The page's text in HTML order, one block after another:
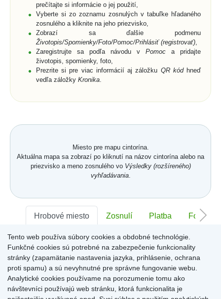
prečítajte si informácie o jej použití,
Vyberte si zo zoznamu zosnulých v tabuľke hľadaného
zosnulého a kliknite na jeho priezvisko,
Zobrazí sa ďalšie podmenu
Životopis/Spomienky/Foto/Pomoc/Prihlásiť (registrovať)
Zaregistrujte sa podľa návodu v Pomoc a pridajte
životopis, spomienky, foto,
Prezrite si pre viac informácií aj záložku QR kódhneď
vedľa záložky Kronika
Miesto pre mapu cintorína.
Aktuálna mapa sa zobrazí po kliknutí na názov cintorína alebo na
priezvisko a meno zosnulého vo Výsledky (rozšíreného)
vyhľadávania.
Hrobové miesto Zosnulí Platba Foto
Sektor:- Rad:- Číslo:-
Miesto pre informácie o hrobovom mieste
Tento web používa súbory cookies a obdobné technológie.
Funkčné cookies sú potrebné na zabezpečenie funkcionality
stránky (zapamätanie nastavenia jazyka, prihlásenie, ochrana
proti spamu) a sú nevyhnutné pre správne fungovanie webu.
Analytické cookies používame na porozumenie tomu ako
návštevníci používajú web stránku, ktorá funkcionalita je